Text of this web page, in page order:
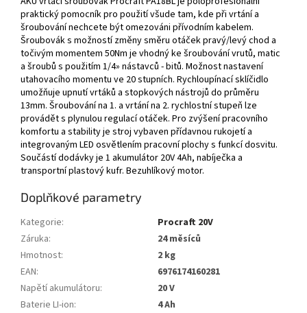
praktický pomocník pro použití všude tam, kde při vrtání a
šroubování nechcete být omezováni přívodním kabelem.
Šroubovák s možností změny směru otáček pravý/levý chod a
točivým momentem 5 0Nm je vhodný ke šroubování vrutů, matic
a šroubů s použitím 1/4» nástavců - bitů. Možnost nastavení
utahovacího momentu ve 20 stupních. Rychloupínací sklíčidlo
umožňuje upnutí vrtáků a stopkových nástrojů do průměru
13mm. Šroubování na 1. a vrtání na 2. rychlostní stupeň lze
provádět s plynulou regulací otáček. Pro zvýšení pracovního
komfortu a stability je stroj vybaven přídavnou rukojetí a
integrovaným LED osvětlením pracovní plochy s funkcí dosvitu.
Součástí dodávky je 1 akumulátor 20V 4Ah, nabíječka a
transportní plastový kufr. Bezuhlíkový motor.
Doplňkové parametry
Kategorie:
Procraft 20V
Záruka:
24 měsíců
Hmotnost:
2 kg
EAN:
6976174160281
Napětí akumulátoru:
20 V
Baterie LI-ion:
4 Ah